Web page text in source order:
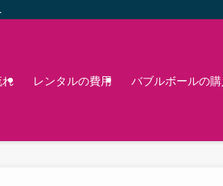
レンタルの費用 バブルボールの